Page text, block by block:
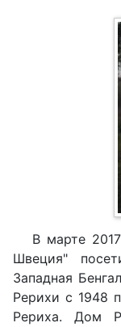
В марте
Швеция"
Западная
Рерихи с 1948
Рериха. Дом